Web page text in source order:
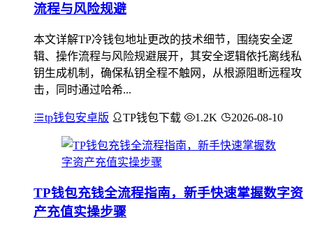
流程与风险规避
本文详解TP冷钱包地址更改的技术细节，围绕安全逻
辑、操作流程与风险规避展开，其安全逻辑依托离线私
钥生成机制，确保私钥全程不触网，从根源阻断远程攻
击，同时通过哈希...
tp钱包安卓版 TP钱包下载 1.2K 2026-08-10
TP钱包充钱全流程指南，新手快速掌握数字资
产充值实操步骤